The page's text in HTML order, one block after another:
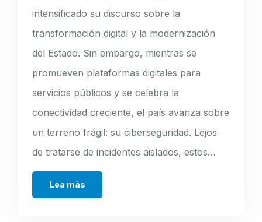
intensificado su discurso sobre la
transformación digital y la modernización
del Estado. Sin embargo, mientras se
promueven plataformas digitales para
servicios públicos y se celebra la
conectividad creciente, el país avanza sobre
un terreno frágil: su ciberseguridad. Lejos
de tratarse de incidentes aislados, estos…
Lea más